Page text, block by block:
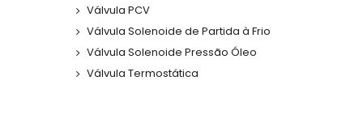
Válvula PCV
Válvula Solenoide de Partida à Frio
Válvula Solenoide Pressão Óleo
Válvula Termostática